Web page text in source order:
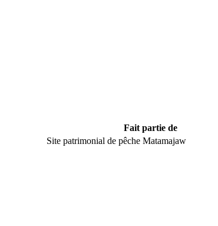
Fait partie de
Site patrimonial de pêche Matamajaw